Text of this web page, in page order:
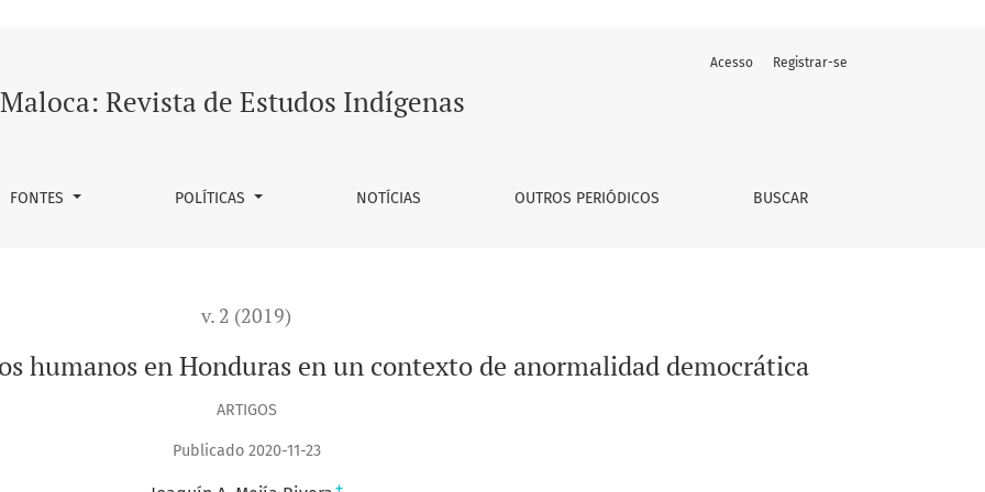
en un contexto de anormalidad democrática
Maloca: Revista de Estudos Indígenas
FONTES POLÍTICAS NOTÍCIAS OUTROS PERIÓDICOS BUSCAR
Acesso Registrar-se
v. 2 (2019)
humanos en Honduras en un contexto de anormalidad democrática
ARTIGOS
Publicado 2020-11-23
+